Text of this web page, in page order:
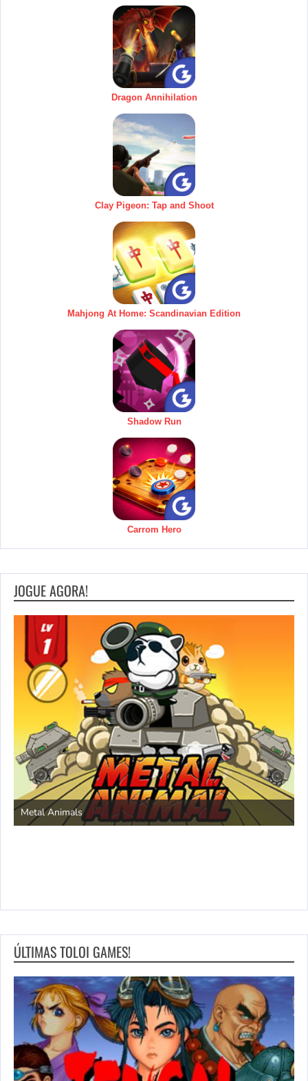
Dragon Annihilation
Clay Pigeon: Tap and Shoot
Mahjong At Home: Scandinavian Edition
Shadow Run
Carrom Hero
JOGUE AGORA!
Metal Animals
ÚLTIMAS TOLOI GAMES!